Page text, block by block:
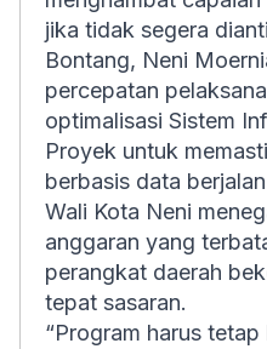
jika tidak segera
Bontang, Neni
percepatan
optimalisasi Sistem
Proyek untuk
berbasis data
Wali Kota Neni
anggaran yang
perangkat daerah
tepat sasaran.
“Program harus